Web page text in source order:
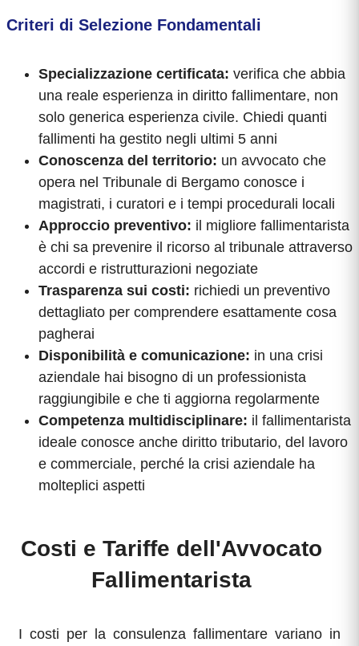
Criteri di Selezione Fondamentali
Specializzazione certificata: verifica che abbia
una reale esperienza in diritto fallimentare, non
solo generica esperienza civile. Chiedi quanti
fallimenti ha gestito negli ultimi 5 anni
Conoscenza del territorio: un avvocato che
opera nel Tribunale di Bergamo conosce i
magistrati, i curatori e i tempi procedurali locali
Approccio preventivo: il migliore fallimentarista
è chi sa prevenire il ricorso al tribunale attraverso
accordi e ristrutturazioni negoziate
Trasparenza sui costi: richiedi un preventivo
dettagliato per comprendere esattamente cosa
pagherai
Disponibilità e comunicazione: in una crisi
aziendale hai bisogno di un professionista
raggiungibile e che ti aggiorna regolarmente
Competenza multidisciplinare: il fallimentarista
ideale conosce anche diritto tributario, del lavoro
e commerciale, perché la crisi aziendale ha
molteplici aspetti
Costi e Tariffe dell'Avvocato
Fallimentarista
I costi per la consulenza fallimentare variano in